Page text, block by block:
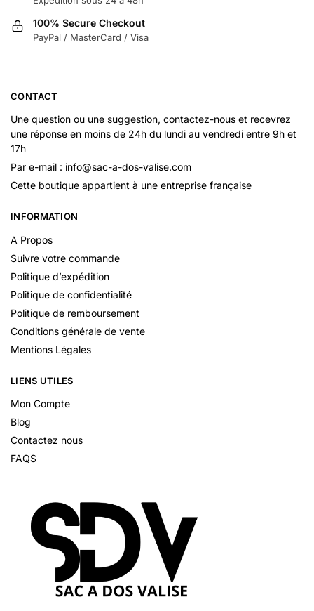
100% Secure Checkout
PayPal / MasterCard / Visa
CONTACT
Une question ou une suggestion, contactez-nous et recevrez
une réponse en moins de 24h du lundi au vendredi entre 9h et
17h
Par e-mail : info@sac-a-dos-valise.com
Cette boutique appartient à une entreprise française
INFORMATION
A Propos
Suivre votre commande
Politique d’expédition
Politique de confidentialité
Politique de remboursement
Conditions générale de vente
Mentions Légales
LIENS UTILES
Mon Compte
Blog
Contactez nous
FAQS